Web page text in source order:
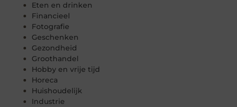
Eten en drinken
Financieel
Fotografie
Geschenken
Gezondheid
Groothandel
Hobby en vrije tijd
Horeca
Huishoudelijk
Industrie